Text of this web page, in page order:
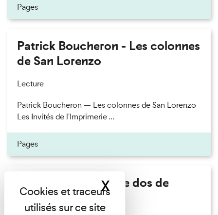
Pages
Patrick Boucheron - Les colonnes
de San Lorenzo
Lecture
Patrick Boucheron — Les colonnes de San Lorenzo
Les Invités de l'Imprimerie ...
Pages
Philippe Artières - Le dos de
l'histoire
XMasquer le